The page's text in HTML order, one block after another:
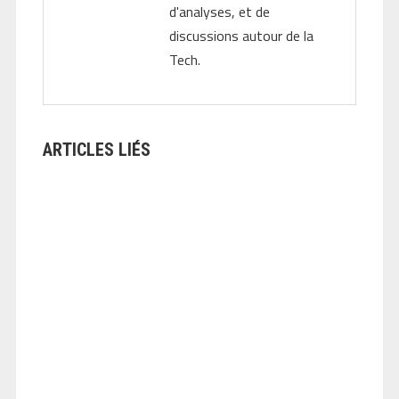
d'analyses, et de
discussions autour de la
Tech.
ARTICLES LIÉS